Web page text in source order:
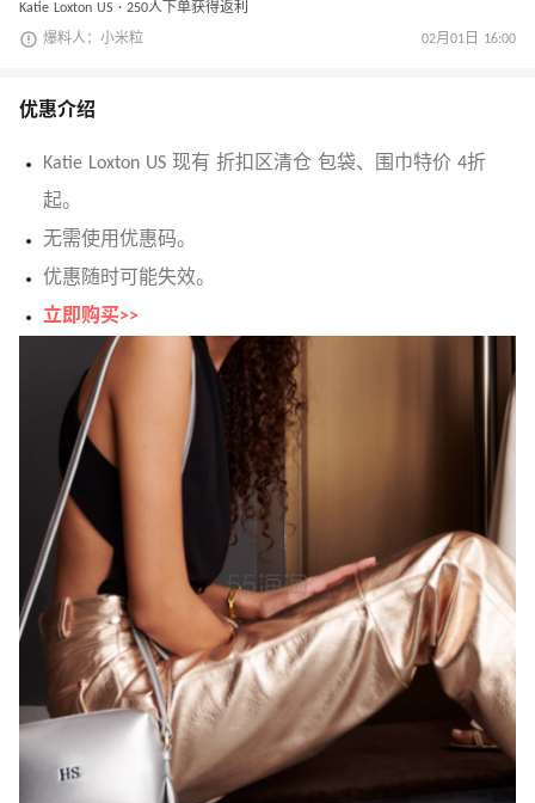
Katie Loxton US · 250人下单获得返利
爆料人：小米粒 02月01日 16:00
优惠介绍
Katie Loxton US 现有 折扣区清仓 包袋、围巾特价 4折
起。
无需使用优惠码。
优惠随时可能失效。
立即购买>>